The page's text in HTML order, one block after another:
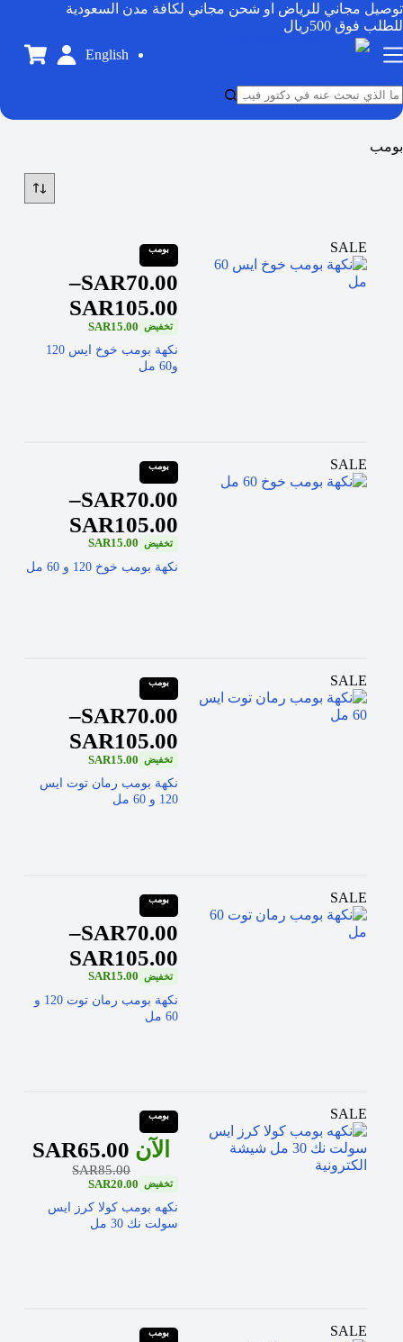
توصيل مجاني للرياض او شحن مجاني لكافة مدن السعودية
للطلب فوق 500ريال
English
بومب
SALE بومب
SAR70.00
–
SAR105.00
SAR15.00
نكهة بومب خوخ ايس 120
و60 مل
SALE بومب
SAR70.00
–
SAR105.00
SAR15.00
نكهة بومب خوخ 120 و 60 مل
SALE بومب
SAR70.00
–
SAR105.00
SAR15.00
نكهة بومب رمان توت ايس
120 و 60 مل
SALE بومب
SAR70.00
–
SAR105.00
SAR15.00
نكهة بومب رمان توت 120 و
60 مل
SALE بومب
SAR85.00
SAR65.00
SAR20.00
نكهه بومب كولا كرز ايس
سولت نك 30 مل
SALE بومب